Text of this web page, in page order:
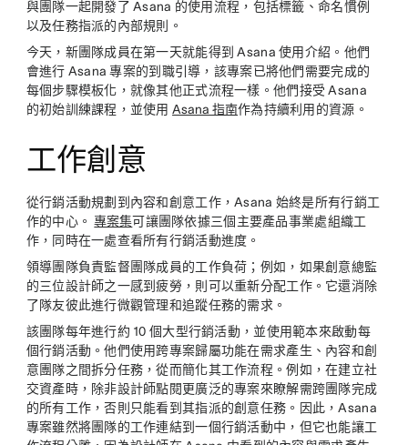
與團隊一起開發了 Asana 的使用流程，包括標籤、命名慣例
以及任務指派的內部規則。
今天，新團隊成員在第一天就能得到 Asana 使用介紹。他們
會進行 Asana 專案的到職引導，該專案已將他們需要完成的
每個步驟模板化，就像其他正式流程一樣。他們接受 Asana
的初始訓練課程，並使用Asana 指南作為持續利用的資源。
工作創意
從行銷活動規劃到內容和創意工作，Asana 始終是所有行銷工
作的中心。專案集可讓團隊依據三個主要產品事業處組織工
作，同時在一處查看所有行銷活動進度。
領導團隊負責監督團隊成員的工作負荷；例如，如果創意總監
的三位設計師之一感到疲勞，則可以重新分配工作。它還消除
了隊友彼此進行微觀管理和追蹤任務的需求。
該團隊每年進行約 10 個大型行銷活動，並使用範本來啟動每
個行銷活動。他們使用跨專案歸屬功能在需求產生、內容和創
意團隊之間拆分任務，從而簡化其工作流程。例如，在建立社
交資產時，除非設計師點閱更廣泛的專案來瞭解需跨團隊完成
的所有工作，否則只能看到其指派的創意任務。因此，Asana
專案雖然將團隊的工作連結到一個行銷活動中，但它也能讓工